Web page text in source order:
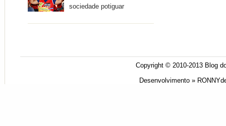
sociedade potiguar
Copyright © 2010-2013 Blog
Desenvolvimento »